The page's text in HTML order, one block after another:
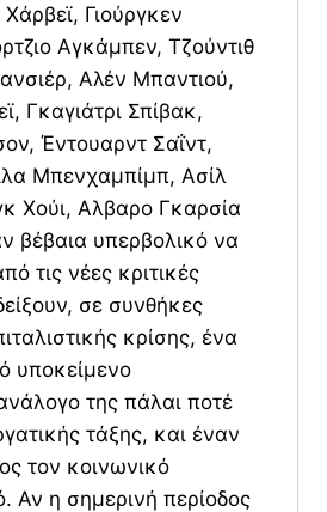
Χάρβεϊ, Γιούργκεν
Αγκάμπεν, Τζούντιθ
Αλέν Μπαντιού,
Γκαγιάτρι Σπίβακ,
Έντουαρντ Σαΐντ,
Μπενχαμπίμπ, Ασίλ
Χούι, Αλβαρο Γκαρσία
βέβαια υπερβολικό να
τις νέες κριτικές
σε συνθήκες
κρίσης, ένα
υποκείμενο
της πάλαι ποτέ
τάξης, και έναν
τον κοινωνικό
Αν η σημερινή περίοδος